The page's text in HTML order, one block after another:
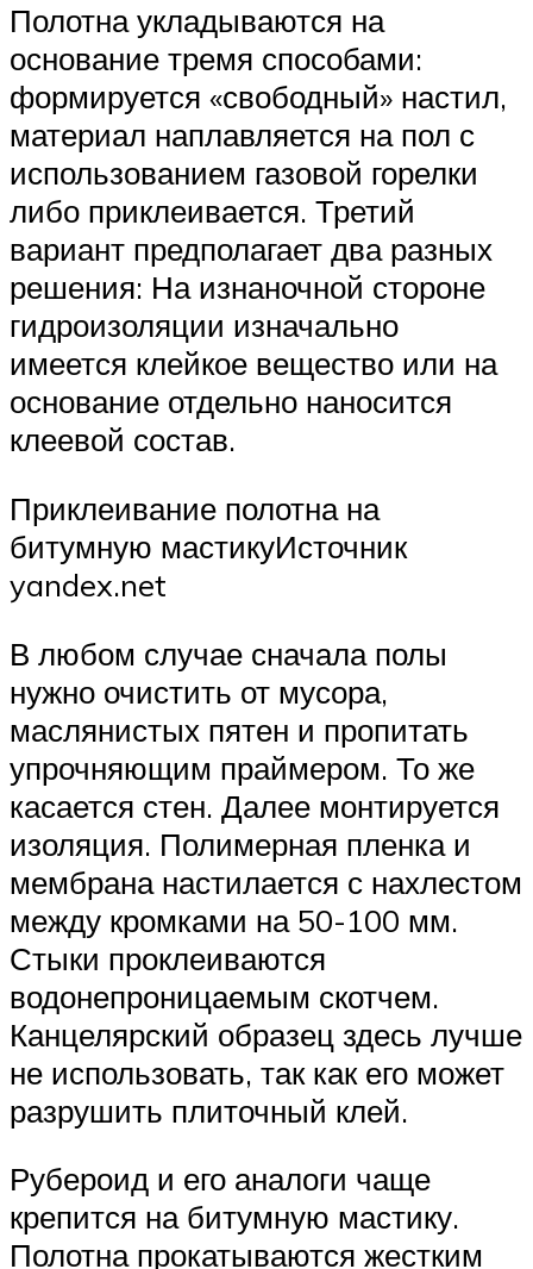
Полотна укладываются на
основание тремя способами:
формируется «свободный» настил,
материал наплавляется на пол с
использованием газовой горелки
либо приклеивается. Третий
вариант предполагает два разных
решения: На изнаночной стороне
гидроизоляции изначально
имеется клейкое вещество или на
основание отдельно наносится
клеевой состав.
Приклеивание полотна на
битумную мастикуИсточник
yandex.net
В любом случае сначала полы
нужно очистить от мусора,
маслянистых пятен и пропитать
упрочняющим праймером. То же
касается стен. Далее монтируется
изоляция. Полимерная пленка и
мембрана настилается с нахлестом
между кромками на 50-100 мм.
Стыки проклеиваются
водонепроницаемым скотчем.
Канцелярский образец здесь лучше
не использовать, так как его может
разрушить плиточный клей.
Рубероид и его аналоги чаще
крепится на битумную мастику.
Полотна прокатываются жестким